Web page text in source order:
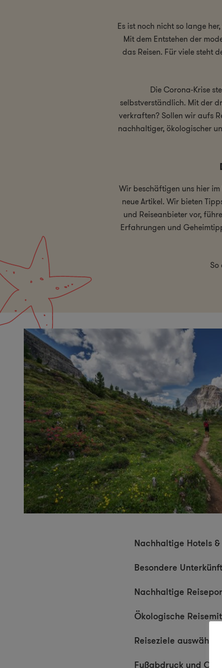
Es ist noch nicht so lange
Mit dem Entstehen der
das Reisen. Für viele steht
Die Corona-Krise
selbstverständlich. Mit der
verkraften? Sollen wir aufs
nachhaltiger, ökologischer
Wir beschäftigen uns hier im
neue Artikel. Wir bieten
und Reiseanbieter vor,
Erfahrungen und
Nachhaltige Hotels &
Besondere
Nachhaltige
Ökologische
Reiseziele auswählen
Fußabdruck und